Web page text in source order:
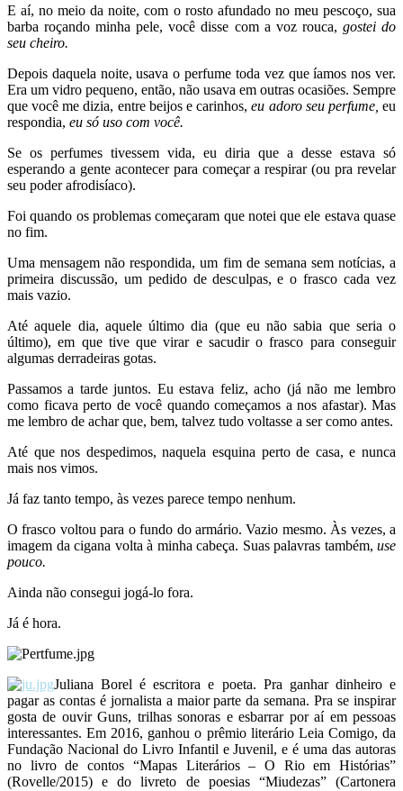
E aí, no meio da noite, com o rosto afundado no meu pescoço, sua
barba roçando minha pele, você disse com a voz rouca, gostei do
seu cheiro.
Depois daquela noite, usava o perfume toda vez que íamos nos ver.
Era um vidro pequeno, então, não usava em outras ocasiões. Sempre
que você me dizia, entre beijos e carinhos,eu adoro seu perfume,eu
respondia, eu só uso com você.
Se os perfumes tivessem vida, eu diria que a desse estava só
esperando a gente acontecer para começar a respirar (ou pra revelar
seu poder afrodisíaco).
Foi quando os problemas começaram que notei que ele estava quase
no fim.
Uma mensagem não respondida, um fim de semana sem notícias, a
primeira discussão, um pedido de desculpas, e o frasco cada vez
mais vazio.
Até aquele dia, aquele último dia (que eu não sabia que seria o
último), em que tive que virar e sacudir o frasco para conseguir
algumas derradeiras gotas.
Passamos a tarde juntos. Eu estava feliz, acho (já não me lembro
como ficava perto de você quando começamos a nos afastar). Mas
me lembro de achar que, bem, talvez tudo voltasse a ser como antes.
Até que nos despedimos, naquela esquina perto de casa, e nunca
mais nos vimos.
Já faz tanto tempo, às vezes parece tempo nenhum.
O frasco voltou para o fundo do armário. Vazio mesmo. Às vezes, a
imagem da cigana volta à minha cabeça. Suas palavras também, use
pouco.
Ainda não consegui jogá-lo fora.
Já é hora.
Juliana Borel é escritora e poeta. Pra ganhar dinheiro e
pagar as contas é jornalista a maior parte da semana. Pra se inspirar
gosta de ouvir Guns, trilhas sonoras e esbarrar por aí em pessoas
interessantes. Em 2016, ganhou o prêmio literário Leia Comigo, da
Fundação Nacional do Livro Infantil e Juvenil, e é uma das autoras
no livro de contos “Mapas Literários – O Rio em Histórias”
(Rovelle/2015) e do livreto de poesias “Miudezas” (Cartonera